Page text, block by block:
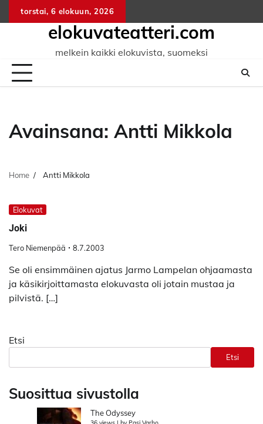
to
torstai, 6 elokuun, 2026
elokuvateatteri.com
melkein kaikki elokuvista, suomeksi
Avainsana: Antti Mikkola
Home Antti Mikkola
Elokuvat
Joki
Tero Niemenpää 8.7.2003
Se oli ensimmäinen ajatus Jarmo Lampelan ohjaamasta
ja käsikirjoittamasta elokuvasta oli jotain mustaa ja
pilvistä. […]
Etsi
Etsi
Suosittua sivustolla
The Odyssey